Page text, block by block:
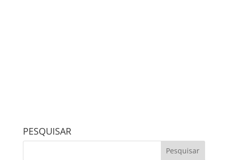
MATÉRIAS RECENTES
Assessora Pedagógica do Positivo, Profª Me. Giovana